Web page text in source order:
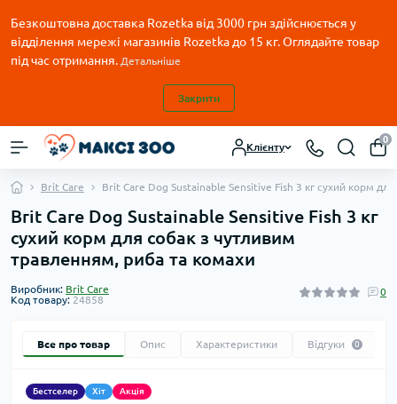
Безкоштовна доставка Rozetka від 3000 грн здійснюється у
відділення мережі магазинів Rozetka до 15 кг. Оглядайте товар
під час отримання. Детальніше
Закрити
Клієнту
0
Brit Care Brit Care Dog Sustainable Sensitive Fish 3 кг сухий корм
Brit Care Dog Sustainable Sensitive Fish 3 кг
сухий корм для собак з чутливим
травленням, риба та комахи
Виробник: Brit Care
Код товару: 24858
0
Все про товар Опис Характеристики Відгуки 0
Бестселер Хіт Акція